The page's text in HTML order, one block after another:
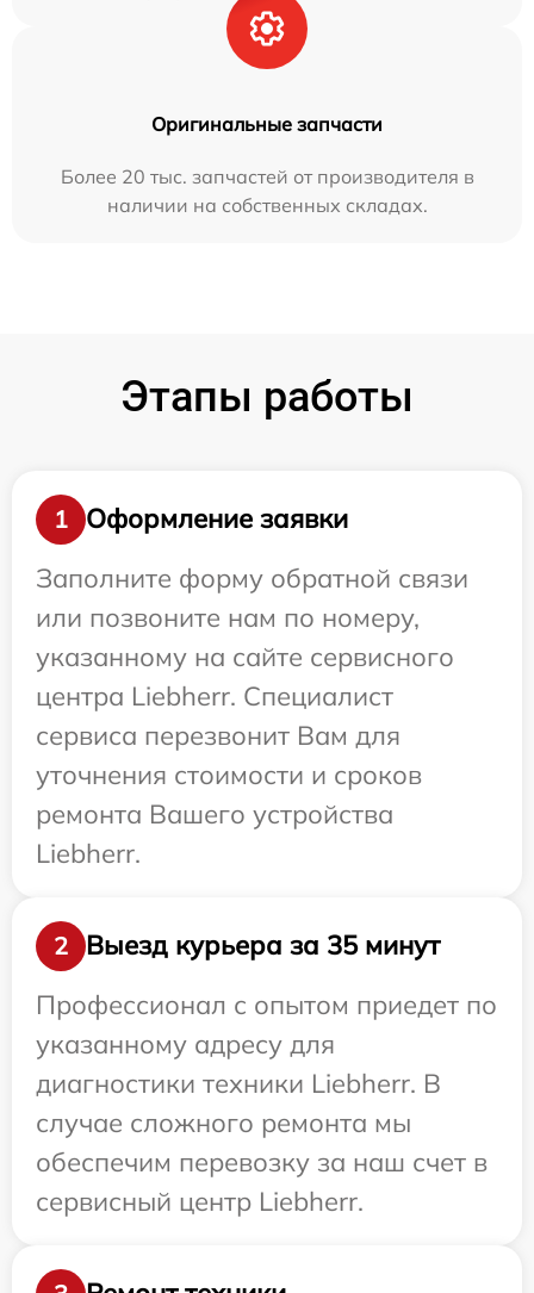
Оригинальные запчасти
Более 20 тыс. запчастей от производителя в
наличии на собственных складах.
Этапы работы
1
Оформление заявки
Заполните форму обратной связи
или позвоните нам по номеру,
указанному на сайте сервисного
центра Liebherr. Специалист
сервиса перезвонит Вам для
уточнения стоимости и сроков
ремонта Вашего устройства
Liebherr.
2
Выезд курьера за 35 минут
Профессионал с опытом приедет по
указанному адресу для
диагностики техники Liebherr. В
случае сложного ремонта мы
обеспечим перевозку за наш счет в
сервисный центр Liebherr.